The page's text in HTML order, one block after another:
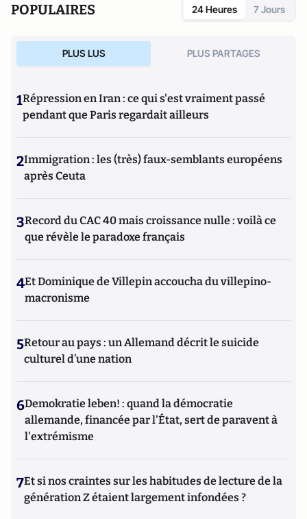
POPULAIRES 24 Heures 7 Jours
PLUS LUS PLUS PARTAGES
1Répression en Iran : ce qui s'est vraiment passé
pendant que Paris regardait ailleurs
2Immigration : les (très) faux-semblants européens
après Ceuta
3Record du CAC 40 mais croissance nulle : voilà ce
que révèle le paradoxe français
4Et Dominique de Villepin accoucha du villepino-
macronisme
5Retour au pays : un Allemand décrit le suicide
culturel d’une nation
6Demokratie leben! : quand la démocratie
allemande, financée par l'État, sert de paravent à
l'extrémisme
7Et si nos craintes sur les habitudes de lecture de la
génération Z étaient largement infondées ?